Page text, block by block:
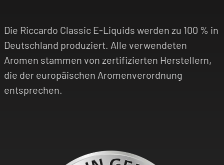
Die Riccardo Classic E-Liquids werden zu 100 % in
Deutschland produziert. Alle verwendeten
Aromen stammen von zertifizierten Herstellern,
die der europäischen Aromenverordnung
entsprechen.